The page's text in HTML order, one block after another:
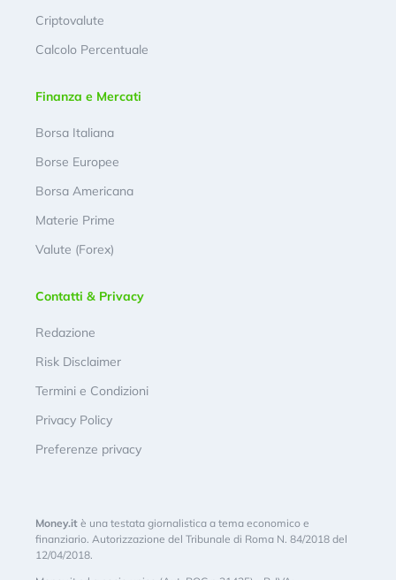
Criptovalute
Calcolo Percentuale
Finanza e Mercati
Borsa Italiana
Borse Europee
Borsa Americana
Materie Prime
Valute (Forex)
Contatti & Privacy
Redazione
Risk Disclaimer
Termini e Condizioni
Privacy Policy
Preferenze privacy
Money.it è una testata giornalistica a tema economico e
finanziario. Autorizzazione del Tribunale di Roma N. 84/2018 del
12/04/2018.